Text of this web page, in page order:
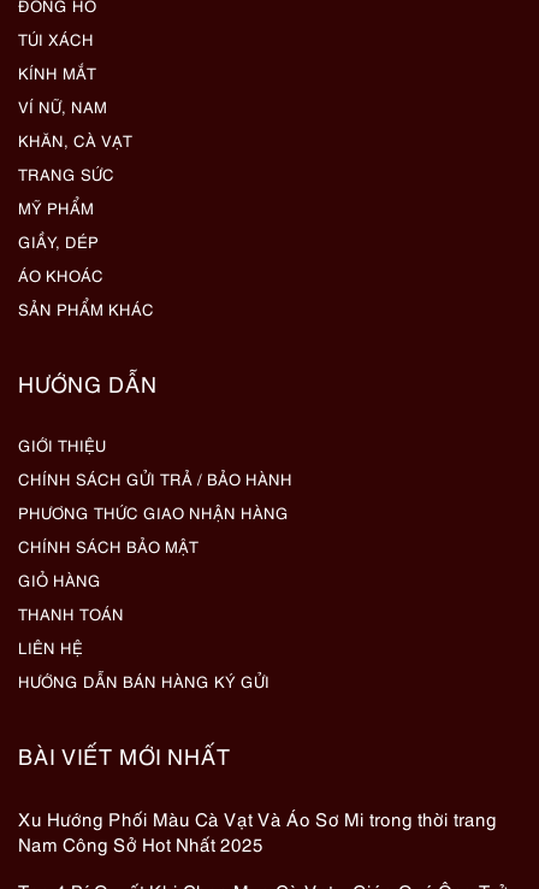
ĐỒNG HỒ
TÚI XÁCH
KÍNH MẮT
VÍ NỮ, NAM
KHĂN, CÀ VẠT
TRANG SỨC
MỸ PHẨM
GIẦY, DÉP
ÁO KHOÁC
SẢN PHẨM KHÁC
HƯỚNG DẪN
GIỚI THIỆU
CHÍNH SÁCH GỬI TRẢ / BẢO HÀNH
PHƯƠNG THỨC GIAO NHẬN HÀNG
CHÍNH SÁCH BẢO MẬT
GIỎ HÀNG
THANH TOÁN
LIÊN HỆ
HƯỚNG DẪN BÁN HÀNG KÝ GỬI
BÀI VIẾT MỚI NHẤT
Xu Hướng Phối Màu Cà Vạt Và Áo Sơ Mi trong thời trang
Nam Công Sở Hot Nhất 2025